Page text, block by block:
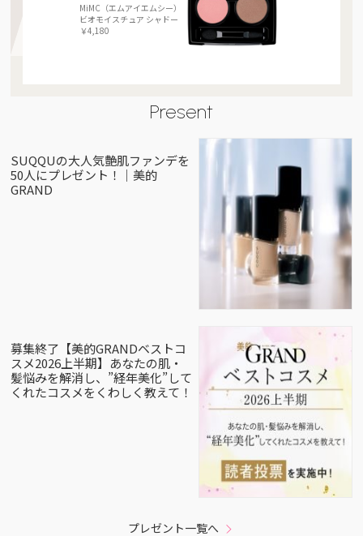
MiMC（エムアイエムシー）
ビオモイスチュア シャドー
￥4,180
Present
SUQQUの大人気艶肌ファンデを
50人にプレゼント！｜美的
GRAND
募集終了【美的GRANDベストコ
スメ2026上半期】あなたの肌・
髪悩みを解消し、”経年美化”して
くれたコスメをくわしく教えて！
プレゼント一覧へ